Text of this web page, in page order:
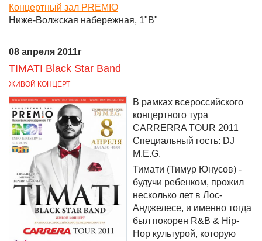
Концертный зал PREMIO
Ниже-Волжская набережная, 1"В"
08 апреля 2011г
TIMATI Black Star Band
ЖИВОЙ КОНЦЕРТ
В рамках всероссийского
концертного тура
CARRERRA TOUR 2011
Специальный гость: DJ
M.E.G.
Тимати (Тимур Юнусов) -
будучи ребенком, прожил
несколько лет в Лос-
Анджелесе, и именно тогда
был покорен R&B & Hip-
Hop культурой, которую